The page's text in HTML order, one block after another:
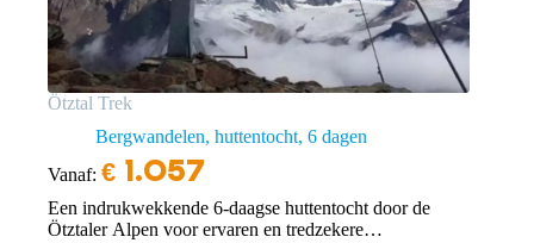
Ötztal Trek
Bergwandelen, huttentocht 6 dagen
Vanaf: € 1.057
Een indrukwekkende 6-daagse huttentocht door de
Ötztaler Alpen voor ervaren en tredzekere